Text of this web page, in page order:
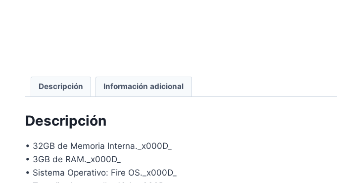
Descripción Información adicional
Descripción
• 32GB de Memoria Interna._x000D_
• 3GB de RAM._x000D_
• Sistema Operativo: Fire OS._x000D_